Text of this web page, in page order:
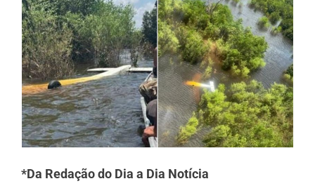
*Da Redação do Dia a Dia Notícia